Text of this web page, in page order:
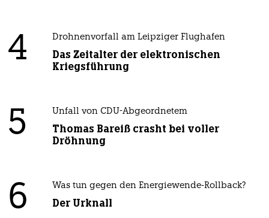
4 Drohnenvorfall am Leipziger Flughafen
Das Zeitalter der elektronischen
Kriegsführung
5 Unfall von CDU-Abgeordnetem
Thomas Bareiß crasht bei voller
Dröhnung
6 Was tun gegen den Energiewende-Rollback?
Der Urknall